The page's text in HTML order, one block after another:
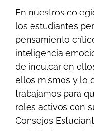
En nuestros
los estudiantes
pensamiento
inteligencia
de inculcar en
ellos mismos y lo
trabajamos para
roles activos con
Consejos